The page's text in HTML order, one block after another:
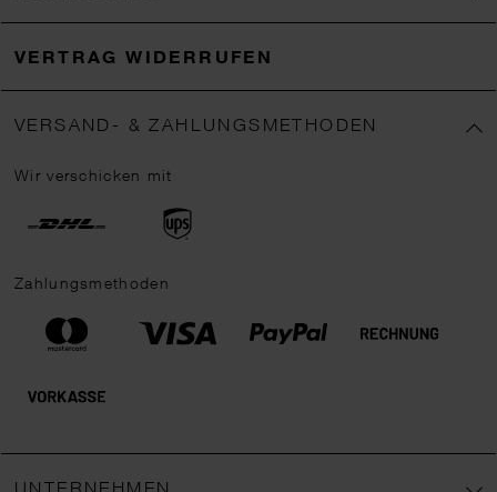
VERTRAG WIDERRUFEN
VERSAND- & ZAHLUNGSMETHODEN
Wir verschicken mit
Zahlungsmethoden
UNTERNEHMEN